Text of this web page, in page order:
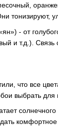
тонизируют,
- от
и т.д.). Связь
что все
выбрать для